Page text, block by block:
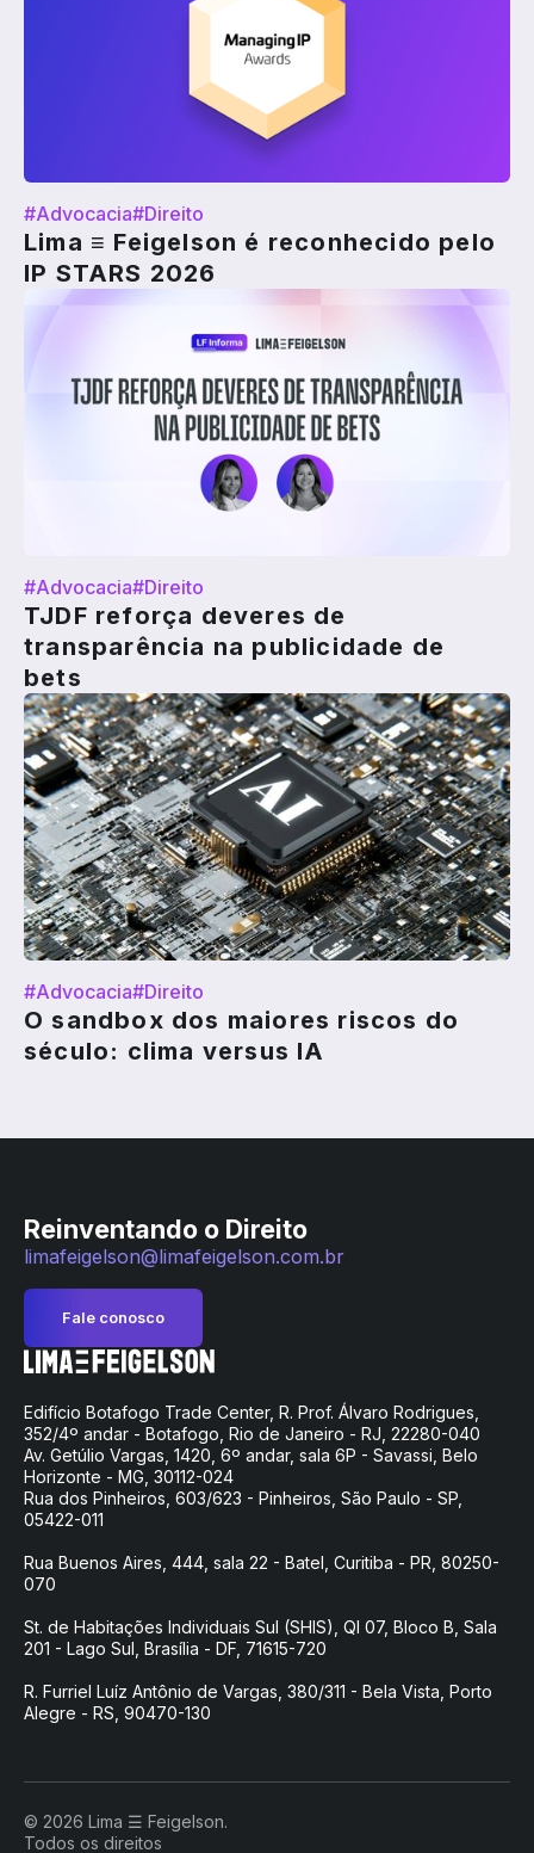
#Advocacia#Direito
Lima ≡ Feigelson é reconhecido pelo
IP STARS 2026
#Advocacia#Direito
TJDF reforça deveres de
transparência na publicidade de
bets
#Advocacia#Direito
O sandbox dos maiores riscos do
século: clima versus IA
Reinventando o Direito
limafeigelson@limafeigelson.com.br
Fale conosco
Edifício Botafogo Trade Center, R. Prof. Álvaro Rodrigues,
352/4º andar - Botafogo, Rio de Janeiro - RJ, 22280-040
Av. Getúlio Vargas, 1420, 6º andar, sala 6P - Savassi, Belo
Horizonte - MG, 30112-024
Rua dos Pinheiros, 603/623 - Pinheiros, São Paulo - SP,
05422-011
Rua Buenos Aires, 444, sala 22 - Batel, Curitiba - PR, 80250-
070
St. de Habitações Individuais Sul (SHIS), QI 07, Bloco B, Sala
201 - Lago Sul, Brasília - DF, 71615-720
R. Furriel Luíz Antônio de Vargas, 380/311 - Bela Vista, Porto
Alegre - RS, 90470-130
© 2026 Lima ☰ Feigelson.
Todos os direitos